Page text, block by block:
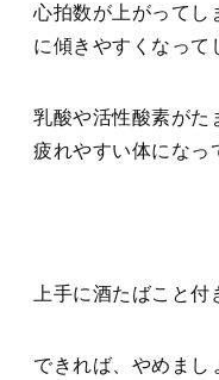
心拍数が上がってし
に傾きやすくなって
乳酸や活性酸素がた
疲れやすい体になっ
上手に酒たばこと付
できれば、やめまし